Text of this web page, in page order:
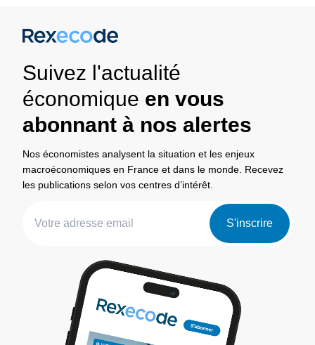
Suivez l'actualité
économique en vous
abonnant à nos alertes
Nos économistes analysent la situation et les enjeux
macroéconomiques en France et dans le monde. Recevez
les publications selon vos centres d’intérêt.
S'inscrire